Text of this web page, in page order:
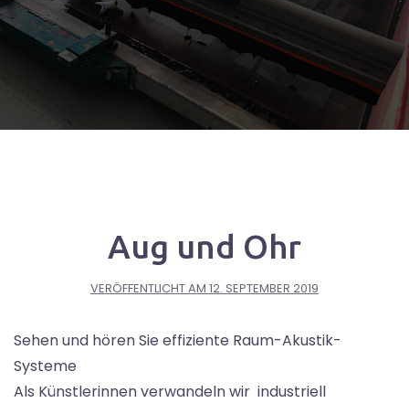
Aug und Ohr
VERÖFFENTLICHT AM 12. SEPTEMBER 2019
Sehen und hören Sie effiziente Raum-Akustik-
Systeme
Als Künstlerinnen verwandeln wir industriell